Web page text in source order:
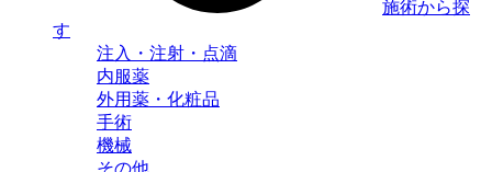
施術から探
す
注入・注射・点滴
内服薬
外用薬・化粧品
手術
機械
その他